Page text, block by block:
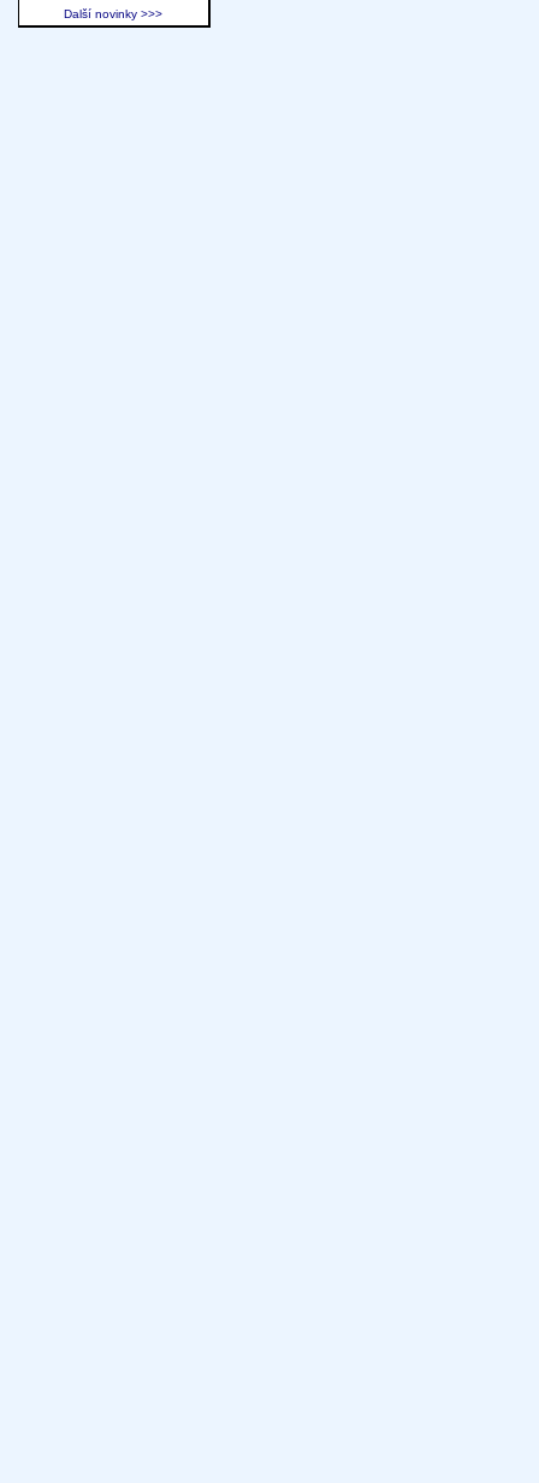
Další novinky >>>